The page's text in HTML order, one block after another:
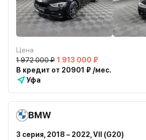
Цена
1 972 000 ₽ 1 913 000 ₽
В кредит от 20901 ₽ /мес.
Уфа
BMW
3 серия, 2018 – 2022, VII (G20)